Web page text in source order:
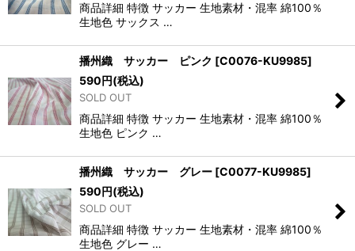
商品詳細 特徴 サッカー 生地素材・混率 綿100％
生地色 サックス …
播州織 サッカー ピンク [C0076-KU9985]
590円(税込)
SOLD OUT
商品詳細 特徴 サッカー 生地素材・混率 綿100％
生地色 ピンク …
播州織 サッカー グレー [C0077-KU9985]
590円(税込)
SOLD OUT
商品詳細 特徴 サッカー 生地素材・混率 綿100％
生地色 グレー …